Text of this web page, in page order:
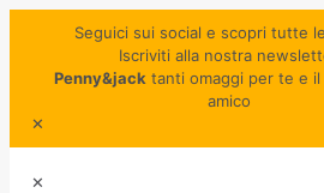
Seguici sui social e scopri tutte
Iscriviti alla nostra
Penny&jack tanti omaggi per te e
amico
✕
✕